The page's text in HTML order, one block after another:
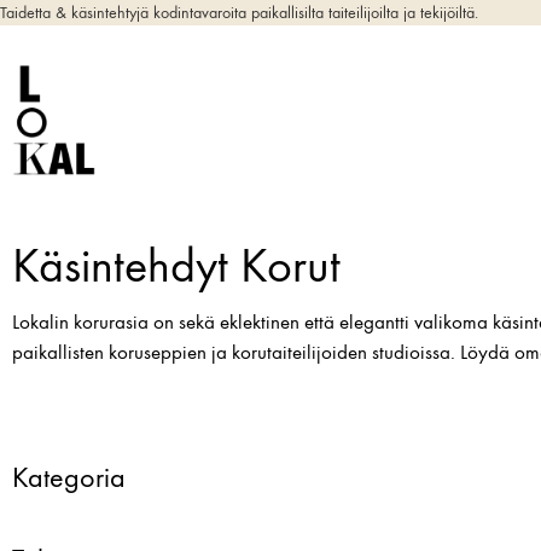
Taidetta & käsintehtyjä kodintavaroita paikallisilta taiteilijoilta ja tekijöiltä.
Käsintehdyt Korut
Lokalin korurasia on sekä eklektinen että elegantti valikoma
paikallisten koruseppien ja korutaiteilijoiden studioissa. Löydä
Kategoria